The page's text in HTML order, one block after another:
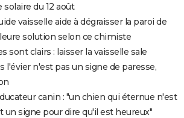
solaire du 12 août
vaisselle aide à dégraisser la paroi de
solution selon ce chimiste
sont clairs : laisser la vaisselle sale
l'évier n'est pas un signe de paresse,
canin : "un chien qui éternue n'est
un signe pour dire qu'il est heureux"